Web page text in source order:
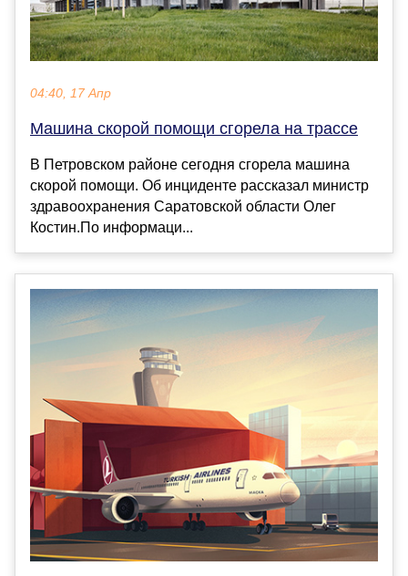
04:40, 17 Апр
Машина скорой помощи сгорела на трассе
В Петровском районе сегодня сгорела машина
скорой помощи. Об инциденте рассказал министр
здравоохранения Саратовской области Олег
Костин.По информаци...